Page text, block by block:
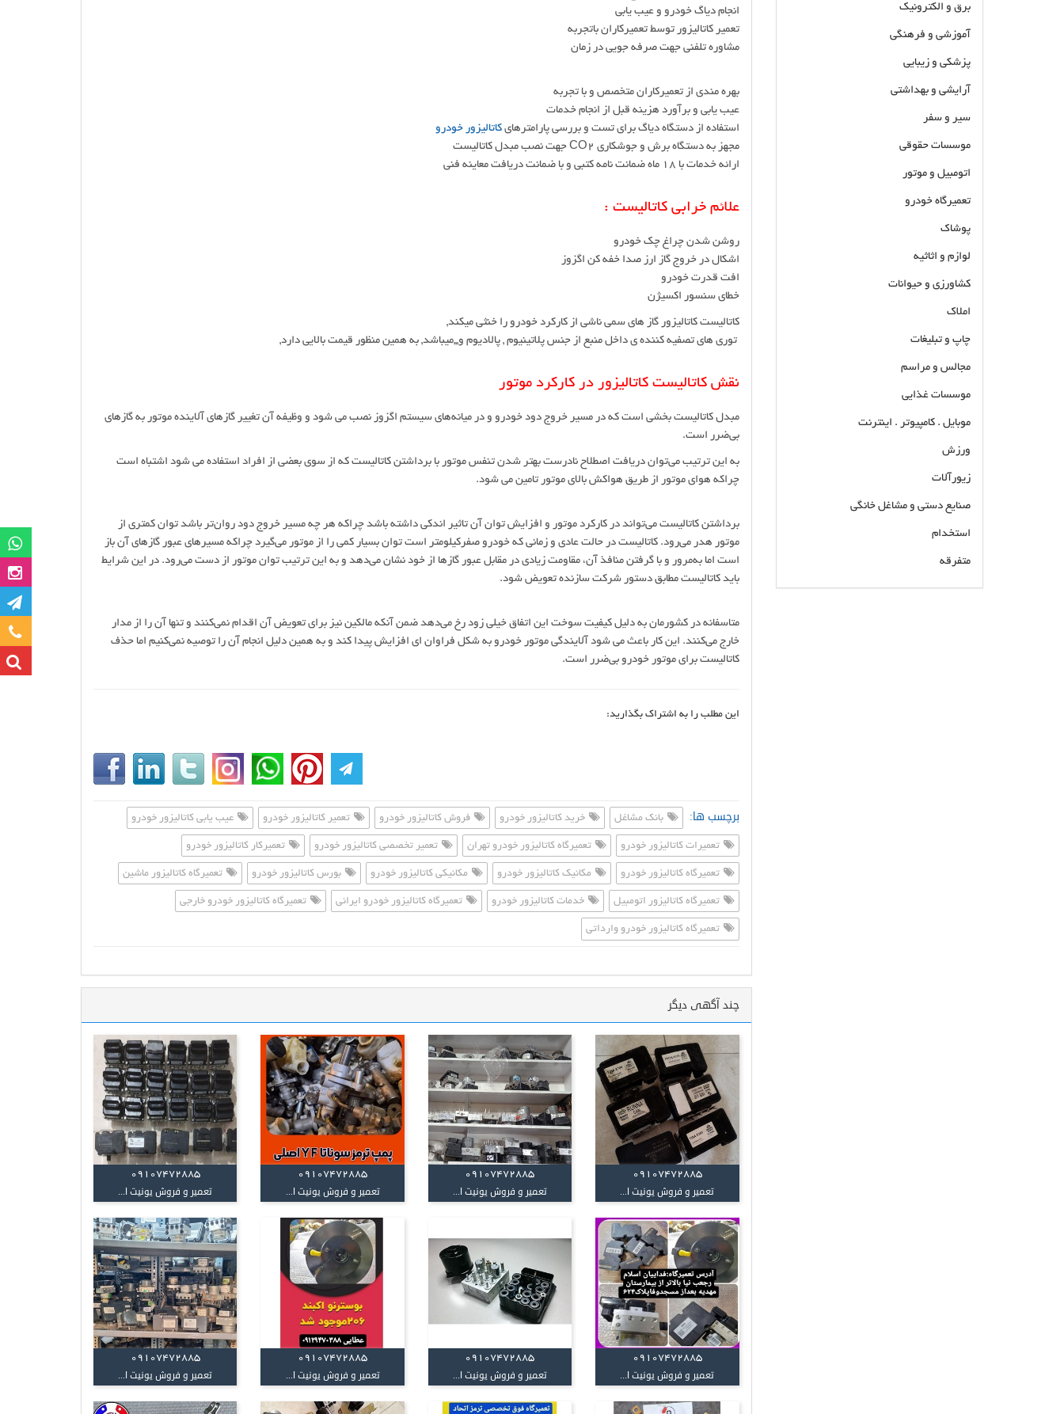
انجام دیاگ خودرو و عیب یابی
تعمیر کاتالیزور توسط تعمیرکاران باتجربه
مشاوره تلفنی جهت صرفه جویی در زمان
بهره مندی از تعمیرکاران متخصص و با تجربه
عیب یابی و برآورد هزینه قبل از انجام خدمات
استفاده از دستگاه دیاگ برای تست و بررسی پارامترهایکاتالیزور خودرو
مجهز به دستگاه برش و جوشکاری CO2 جهت نصب مبدل کاتالیست
ارائه خدمات با 18 ماه ضمانت نامه کتبی و با ضمانت دریافت معاینه فنی
علائم خرابی کاتالیست :
روشن شدن چراغ چک خودرو
اشکال در خروج گاز ارز صدا خفه کن اگزوز
افت قدرت خودرو
خطای سنسور اکسیژن
کاتالیست کاتالیزور گاز های سمی ناشی از کارکرد خودرو را خنثی میکند,
توری های تصفیه کننده ی داخل منبع از جنس پلاتینیوم , پالادیوم و,,,میباشد, به همین منظور قیمت بالایی دارد,
نقش کاتالیست کاتالیزور در کارکرد موتور
مبدل کاتالیست بخشی است که در مسیر خروج دود خودرو و در میانه‌های سیستم اگزوز نصب می شود و وظیفه آن تغییر گازهای آلاینده موتور به گازهای
بی‌ضرر است.
به این ترتیب می‌توان دریافت اصطلاح نادرست بهتر شدن تنفس موتور با برداشتن کاتالیست که از سوی بعضی از افراد استفاده می شود اشتباه است
چراکه هوای موتور از طریق هواکش بالای موتور تامین می شود.
برداشتن کاتالیست می‌تواند در کارکرد موتور و افزایش توان آن تاثیر اندکی داشته باشد چراکه هر چه مسیر خروج دود روان‌تر باشد توان کمتری از
موتور هدر می‌رود. کاتالیست در حالت عادی و زمانی که خودرو صفرکیلومتر است توان بسیار کمی را از موتور می‌گیرد چراکه مسیرهای عبور گازهای آن باز
است اما به‌مرور و با گرفتن منافذ آن، مقاومت زیادی در مقابل عبور گازها از خود نشان می‌دهد و به این ترتیب توان موتور از دست می‌رود. در این شرایط
باید کاتالیست مطابق دستور شرکت سازنده تعویض شود.
متاسفانه در کشورمان به دلیل کیفیت سوخت این اتفاق خیلی زود رخ می‌دهد ضمن آنکه مالکین نیز برای تعویض آن اقدام نمی‌کنند و تنها آن را از مدار
خارج می‌کنند. این کار باعث می شود آلایندگی موتور خودرو به شکل فراوان ای افزایش پیدا کند و به همین دلیل انجام آن را توصیه نمی‌کنیم اما حذف
کاتالیست برای موتور خودرو بی‌ضرر است.
این مطلب را به اشتراک بگذارید:
برچسب ها: بانک مشاغل خرید کاتالیزور خودرو فروش کاتالیزور خودرو تعمیر کاتالیزور خودرو عیب یابی کاتالیزور خودرو
تعمیرات کاتالیزور خودرو تعمیرگاه کاتالیزور خودرو تهران تعمیر تخصصی کاتالیزور خودرو تعمیرکار کاتالیزور خودرو
تعمیرگاه کاتالیزور خودرو مکانیک کاتالیزور خودرو مکانیکی کاتالیزور خودرو بورس کاتالیزور خودرو تعمیرگاه کاتالیزور ماشین
تعمیرگاه کاتالیزور اتومبیل خدمات کاتالیزور خودرو تعمیرگاه کاتالیزور خودرو ایرانی تعمیرگاه کاتالیزور خودرو خارجی
تعمیرگاه کاتالیزور خودرو وارداتی
چند آگهی دیگر
09107472885
تعمیر و فروش یونیت ا...
09107472885
تعمیر و فروش یونیت ا...
09107472885
تعمیر و فروش یونیت ا...
09107472885
تعمیر و فروش یونیت ا...
09107472885
تعمیر و فروش یونیت ا...
09107472885
تعمیر و فروش یونیت ا...
09107472885
تعمیر و فروش یونیت ا...
09107472885
تعمیر و فروش یونیت ا...
برق و الکترونیک
آموزشی و فرهنگی
پزشکی و زیبایی
آرایشی و بهداشتی
سیر و سفر
موسسات حقوقی
اتومبیل و موتور
تعمیرگاه خودرو
پوشاک
لوازم و اثاثیه
کشاورزی و حیوانات
املاک
چاپ و تبلیغات
مجالس و مراسم
موسسات غذایی
موبایل . کامپیوتر . اینترنت
ورزش
زیورآلات
صنایع دستی و مشاغل خانگی
استخدام
متفرقه